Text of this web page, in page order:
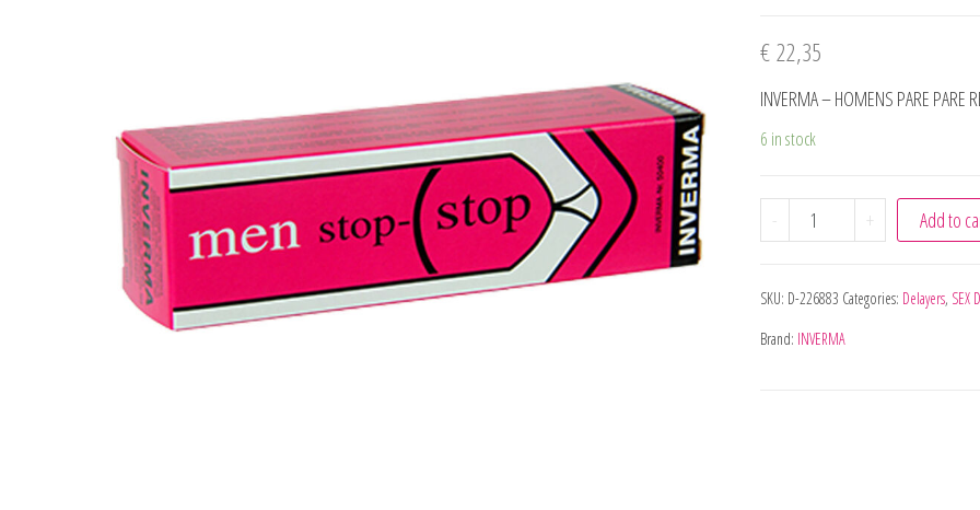
€22,35
INVERMA – HOMENS PARE PARE
6 in stock
- INVERMA - HOMENS
+ Add to
SKU: D-226883 Categories: Delayers, SEX
Brand: INVERMA